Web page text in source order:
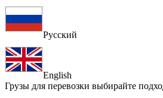
Русский
English
Грузы для перевозки выбирайте